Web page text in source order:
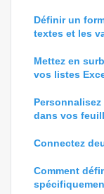
Définir un
textes et les
Mettez en
vos listes
dans vos
Connectez
Comment